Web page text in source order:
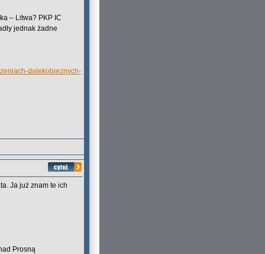
– Litwa? PKP IC
jednak żadne
dalekobieznych-
Ja już znam te ich
Prosną